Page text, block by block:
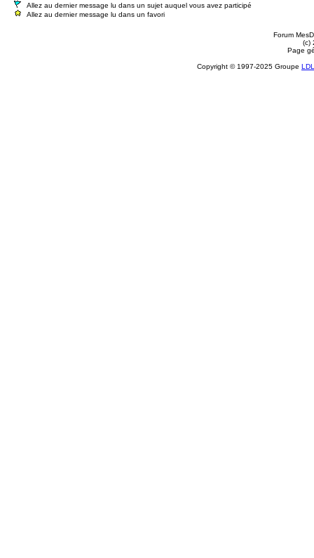
Allez au dernier message lu dans un sujet auquel vous avez participé
Allez au dernier message lu dans un favori
Forum
(c)
Page
Copyright © 1997-2025 Groupe